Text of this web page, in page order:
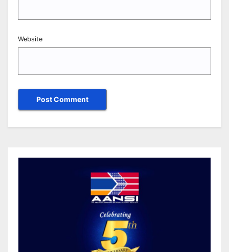
Website